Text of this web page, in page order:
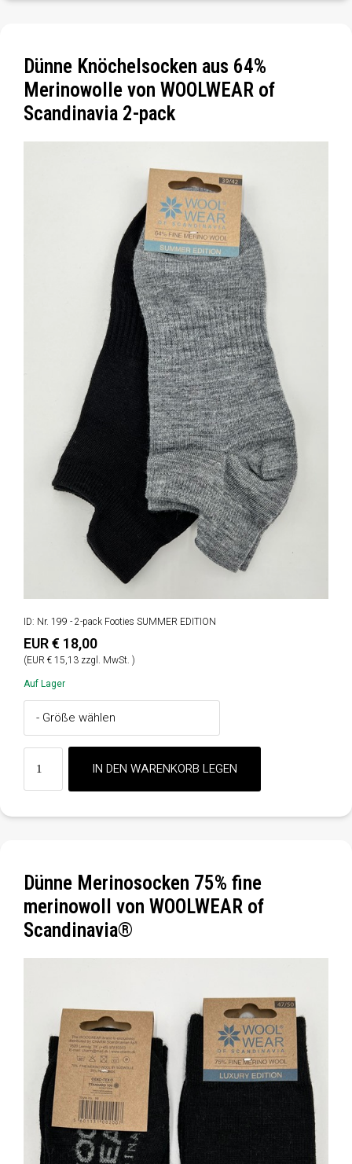
Dünne Knöchelsocken aus 64%
Merinowolle von WOOLWEAR of
Scandinavia 2-pack
ID: Nr. 199 - 2-pack Footies SUMMER EDITION
EUR € 18,00
(EUR € 15,13 zzgl. MwSt. )
Auf Lager
Dünne Merinosocken 75% fine
merinowoll von WOOLWEAR of
Scandinavia®